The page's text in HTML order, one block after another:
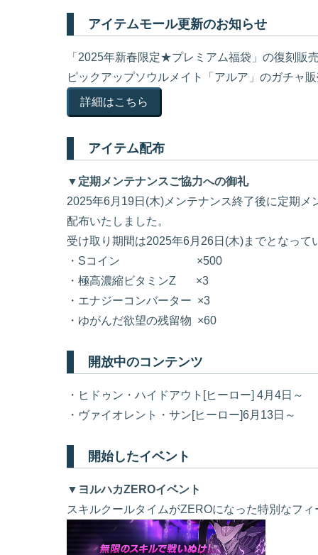
アイテムモール更新のお知らせ
「2025年新春限定★プレミアム福袋」の復刻販
ピックアップソウルメイト「アルア」のガチャ
詳細はこちら
アイテム配布
▼定期メンテナンスご協力への御礼
2025年6月19日(木)メンテナンス終了後に定期
配布いたしました。
受け取り期間は2025年6月26日(木)までとなって
・Sコイン ×500
・極高濃縮ビタミンZ ×3
・エナジーコンバーター ×3
・ゆがんだ欲望の残留物 ×60
開放中のコンテンツ
・ヒドゥン・ハイドアウト[ヒーロー] 4月4日～
・ヴァイオレント・サン[ヒーロー]6月13日～
開始したイベント
▼ヨルハカZEROイベント
スキルクールタイムがZEROになった特別なフ